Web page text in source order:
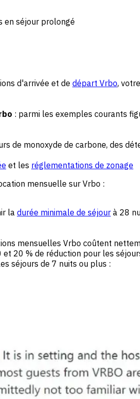
en séjour prolongé
d'arrivée et de départ Vrbo, votre
: parmi les exemples courants
de monoxyde de carbone, des
et les réglementations de zonage
mensuelle sur Vrbo :
la durée minimale de séjour à 28
mensuelles Vrbo coûtent
20 % de réduction pour les
séjours de 7 nuits ou plus :